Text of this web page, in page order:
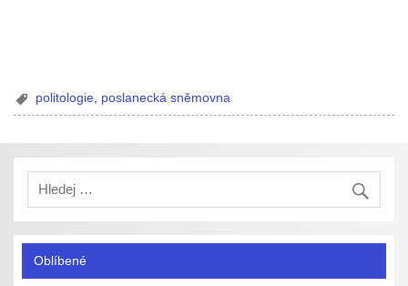
politologie poslanecká sněmovna
Oblíbené